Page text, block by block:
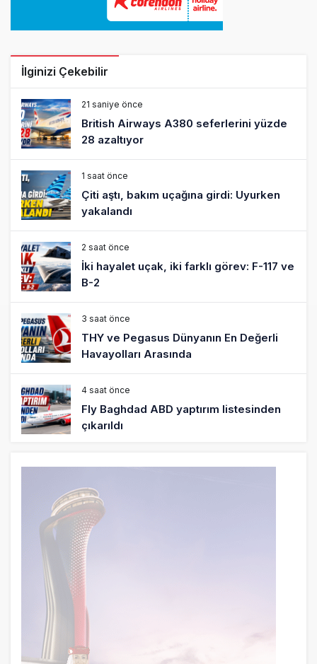
İlginizi Çekebilir
21 saniye önce
British Airways A380 seferlerini yüzde
28 azaltıyor
1 saat önce
Çiti aştı, bakım uçağına girdi: Uyurken
yakalandı
2 saat önce
İki hayalet uçak, iki farklı görev: F-117 ve
B-2
3 saat önce
THY ve Pegasus Dünyanın En Değerli
Havayolları Arasında
4 saat önce
Fly Baghdad ABD yaptırım listesinden
çıkarıldı
hazırlanıyor
6 saat önce
Trump’ı taşıyan Marine One, yolcu
uçağına fazla yaklaştı